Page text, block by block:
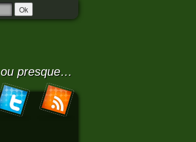
ou presque…